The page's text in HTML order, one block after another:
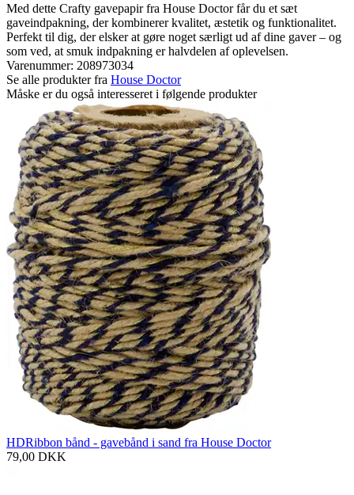
Med dette Crafty gavepapir fra House Doctor får du et sæt
gaveindpakning, der kombinerer kvalitet, æstetik og funktionalitet.
Perfekt til dig, der elsker at gøre noget særligt ud af dine gaver – og
som ved, at smuk indpakning er halvdelen af oplevelsen.
Varenummer: 208973034
Se alle produkter fra House Doctor
Måske er du også interesseret i følgende produkter
HDRibbon bånd - gavebånd i sand fra House Doctor
79,00 DKK